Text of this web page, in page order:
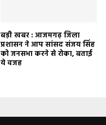
बड़ी खबर : आजमगढ़ जिला
प्रशासन ने आप सांसद संजय सिंह
को जनसभा करने से रोका, बताई
ये वजह